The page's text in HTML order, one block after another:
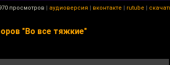
просмотров | аудиоверсия | вконтакте | rutube |
"Во все тяжкие"